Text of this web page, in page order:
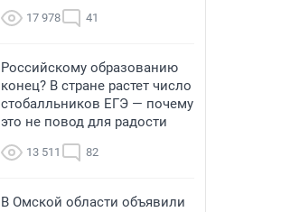
17 978 41
Российскому образованию
конец? В стране растет число
стобалльников ЕГЭ — почему
это не повод для радости
13 511 82
В Омской области объявили